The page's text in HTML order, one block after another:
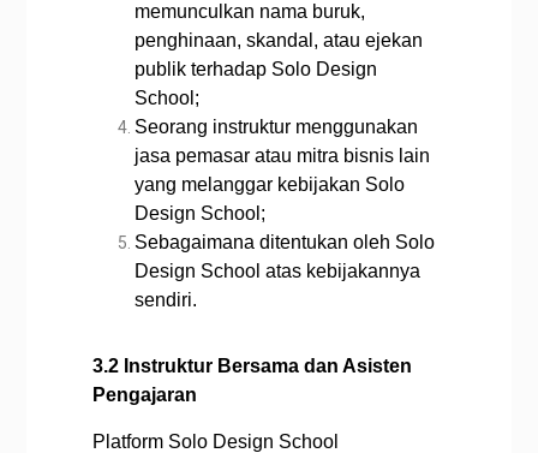
memunculkan nama buruk,
penghinaan, skandal, atau ejekan
publik terhadap Solo Design
School;
Seorang instruktur menggunakan
jasa pemasar atau mitra bisnis lain
yang melanggar kebijakan Solo
Design School;
Sebagaimana ditentukan oleh Solo
Design School atas kebijakannya
sendiri.
3.2 Instruktur Bersama dan Asisten
Pengajaran
Platform Solo Design School